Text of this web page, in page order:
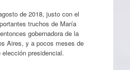
de 2018, justo con el
truchos de María
gobernadora de la
Aires, y a pocos meses de
presidencial.